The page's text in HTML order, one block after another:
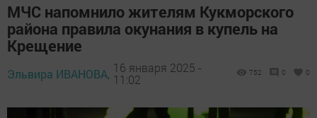
МЧС напомнило жителям Кукморского
района правила окунания в купель на
Крещение
Эльвира ИВАНОВА, 16 января 2025 -
11:02
752 0 0